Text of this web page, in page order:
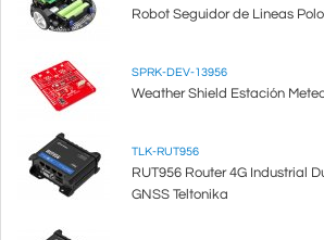
Robot Seguidor de Lineas
SPRK-DEV-13956
Weather Shield Estación
TLK-RUT956
RUT956 Router 4G Industrial
GNSS Teltonika